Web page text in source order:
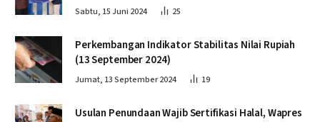
Sabtu, 15 Juni 2024 25
Perkembangan Indikator Stabilitas Nilai Rupiah
(13 September 2024)
Jumat, 13 September 2024 19
Usulan Penundaan Wajib Sertifikasi Halal, Wapres